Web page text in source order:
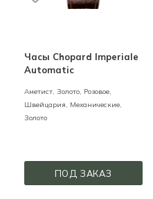
Часы Chopard Imperiale
Automatic
Аметист, Золото, Розовое,
Швейцария, Механические,
Золото
ПОД ЗАКАЗ